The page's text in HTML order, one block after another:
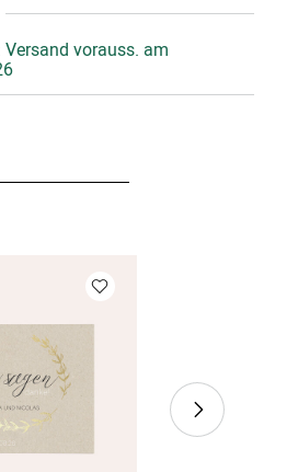
à 1,24 €
à 0,96 €
Versand vorauss. am